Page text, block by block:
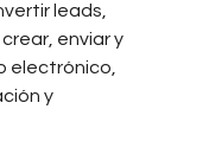
leads,
enviar y
electrónico,
y